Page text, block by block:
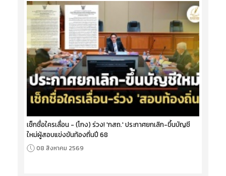
เช็กชื่อใครเลื่อน - (โกง) ร่วง! 'กสถ.' ประกาศยกเลิก-ขึ้นบัญชี
ใหม่ผู้สอบแข่งขันท้องถิ่นปี 68
08 สิงหาคม 2569